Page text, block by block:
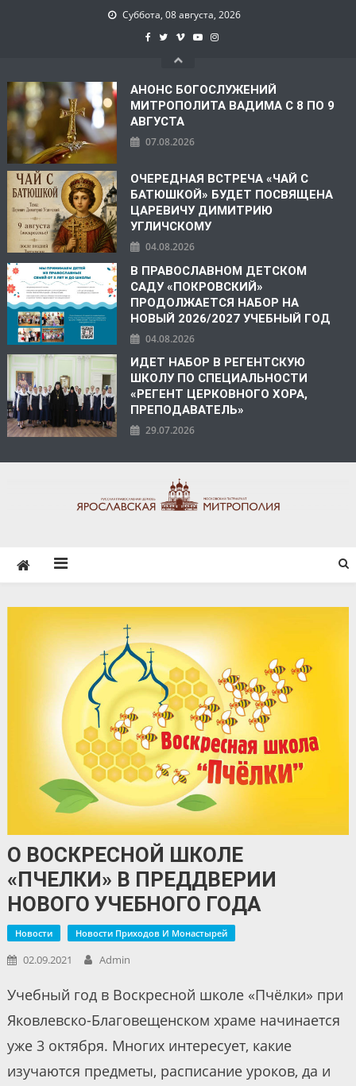
Суббота, 08 августа, 2026
АНОНС БОГОСЛУЖЕНИЙ
МИТРОПОЛИТА ВАДИМА С 8 ПО 9
АВГУСТА
07.08.2026
ОЧЕРЕДНАЯ ВСТРЕЧА «ЧАЙ С
БАТЮШКОЙ» БУДЕТ ПОСВЯЩЕНА
ЦАРЕВИЧУ ДИМИТРИЮ
УГЛИЧСКОМУ
04.08.2026
В ПРАВОСЛАВНОМ ДЕТСКОМ
САДУ «ПОКРОВСКИЙ»
ПРОДОЛЖАЕТСЯ НАБОР НА
НОВЫЙ 2026/2027 УЧЕБНЫЙ ГОД
04.08.2026
ИДЕТ НАБОР В РЕГЕНТСКУЮ
ШКОЛУ ПО СПЕЦИАЛЬНОСТИ
«РЕГЕНТ ЦЕРКОВНОГО ХОРА,
ПРЕПОДАВАТЕЛЬ»
29.07.2026
О ВОСКРЕСНОЙ ШКОЛЕ
«ПЧЕЛКИ» В ПРЕДДВЕРИИ
НОВОГО УЧЕБНОГО ГОДА
Новости Новости Приходов И Монастырей
02.09.2021 Admin
Учебный год в Воскресной школе «Пчёлки» при
Яковлевско-Благовещенском храме начинается
уже 3 октября. Многих интересует, какие
изучаются предметы, расписание уроков, да и